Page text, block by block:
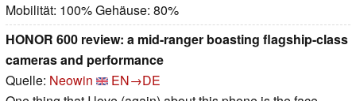
Mobilität: 100% Gehäuse: 80%
HONOR 600 review: a mid-ranger boasting flagship-class
cameras and performance
Quelle: Neowin
EN→DE